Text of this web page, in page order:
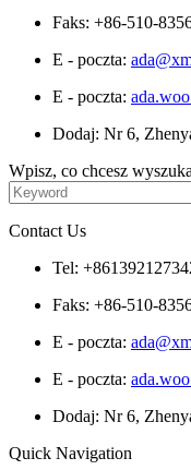
Faks: +86-510-
E - poczta:
E - poczta:
Dodaj: Nr 6,
Wpisz, co chcesz
Contact Us
Tel:
Faks: +86-510-
E - poczta:
E - poczta:
Dodaj: Nr 6,
Quick Navigation